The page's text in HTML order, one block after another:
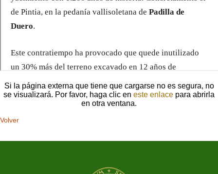
Si la página externa que tiene que cargarse no es segura, no
se visualizará. Por favor, haga clic en este enlace para abrirla
en otra ventana.
Volver